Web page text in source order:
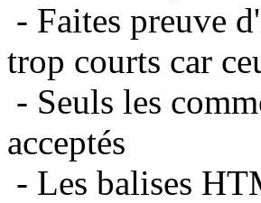
- Faites preuve
trop courts car
- Seuls les
acceptés
- Les balises